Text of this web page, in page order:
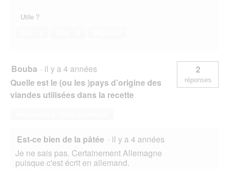
Utile ?
Bouba · il y a 4 années
Quelle est le (ou les )pays d’origine des
viandes utilisées dans la recette
2
réponses
Est-ce bien de la pâtée · il y a 4 années
Je ne sais pas. Certainement Allemagne
puisque c'est écrit en allemand.